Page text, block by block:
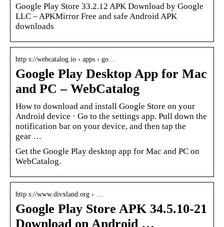
Google Play Store 33.2.12 APK Download by Google
LLC – APKMirror Free and safe Android APK
downloads
http s://webcatalog.io › apps › go…
Google Play Desktop App for Mac
and PC – WebCatalog
How to download and install Google Store on your
Android device · Go to the settings app. Pull down the
notification bar on your device, and then tap the
gear …
Get the Google Play desktop app for Mac and PC on
WebCatalog.
http s://www.divxland.org › …
Google Play Store APK 34.5.10-21
Download on Android …